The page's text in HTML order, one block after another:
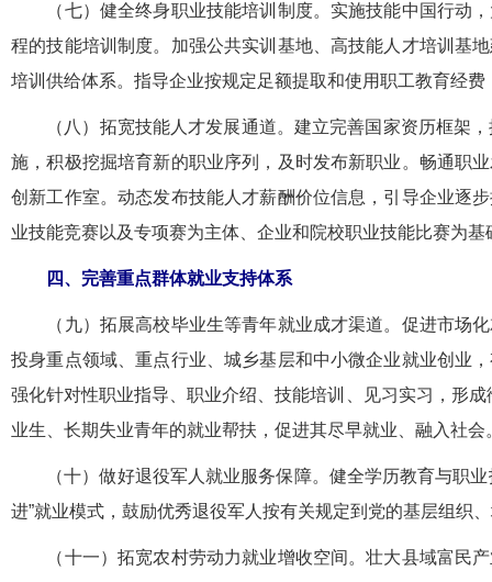
（七）健全终身职业技能培训制度。实施技能中国行动，
程的技能培训制度。加强公共实训基地、高技能人才培训基
培训供给体系。指导企业按规定足额提取和使用职工教育经
（八）拓宽技能人才发展通道。建立完善国家资历框架，
施，积极挖掘培育新的职业序列，及时发布新职业。畅通职
创新工作室。动态发布技能人才薪酬价位信息，引导企业逐
业技能竞赛以及专项赛为主体、企业和院校职业技能比赛为
四、完善重点群体就业支持体系
（九）拓展高校毕业生等青年就业成才渠道。促进市场化
投身重点领域、重点行业、城乡基层和中小微企业就业创业
强化针对性职业指导、职业介绍、技能培训、见习实习，形
业生、长期失业青年的就业帮扶，促进其尽早就业、融入社
（十）做好退役军人就业服务保障。健全学历教育与职业
进”就业模式，鼓励优秀退役军人按有关规定到党的基层组织
（十一）拓宽农村劳动力就业增收空间。壮大县域富民产